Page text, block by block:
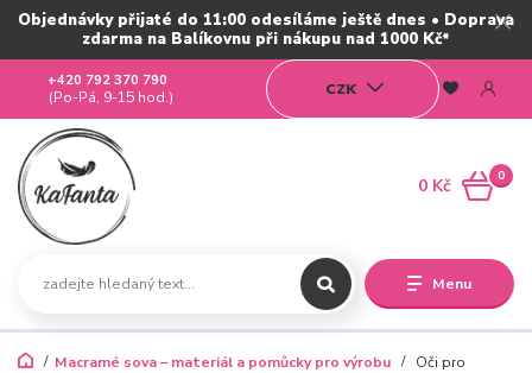
Objednávky přijaté do 11:00 odesíláme ještě dnes • Doprava
zdarma na Balíkovnu při nákupu nad 1000 Kč*
Menu
CZK
+420 792 370 790
(Po-Pá, 9-15 hod.)
0
0 Kč
Macramé sova – materiál a pomůcky pro výrobu
Oči pro